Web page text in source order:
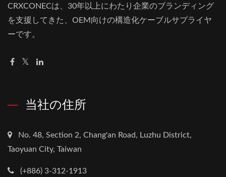
CRXCONECは、30年以上にわたり企業のブランディング
を支援してきた、OEM向けの構造化ケーブルサプライヤ
ーです。
当社の住所
No. 48, Section 2, Chang'an Road, Luzhu District,
Taoyuan City, Taiwan
(+886) 3-312-1913